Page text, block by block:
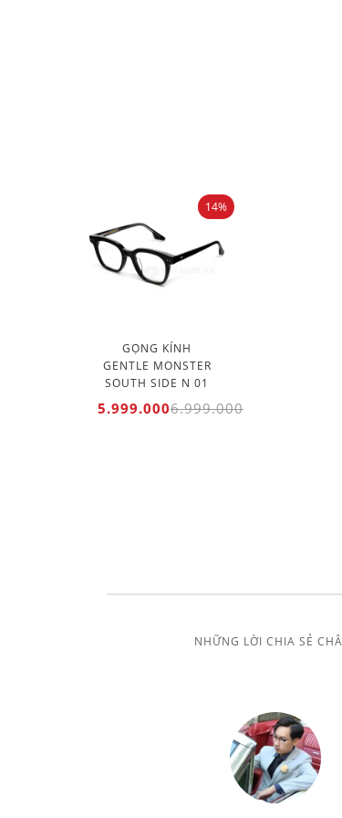
GỌNG KÍNH
GENTLE MONSTER
SOUTH SIDE N 01
5.999.0006.999.000
14%
NHỮNG LỜI CHIA SẺ